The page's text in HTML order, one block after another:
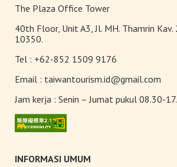
Terangi Musim Semi
Tampil Memukau di
Toserba Wisatawan”
7.200 kios ibon 7-
The Plaza Office Tower
40th Floor, Unit A3, Jl. MH. Thamrin
10350.
Tel : +62-852 1509 9176
Email : taiwantourism.id@gmail.com
Jam kerja : Senin – Jumat pukul 08.30-
INFORMASI UMUM